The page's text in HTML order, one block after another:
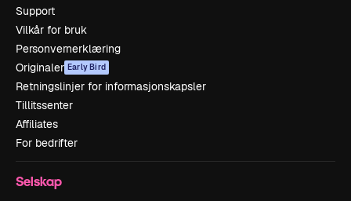
Support
Vilkår for bruk
Personvernerklæring
Originaler Early Bird
Retningslinjer for informasjonskapsler
Tillitssenter
Affiliates
For bedrifter
Selskap